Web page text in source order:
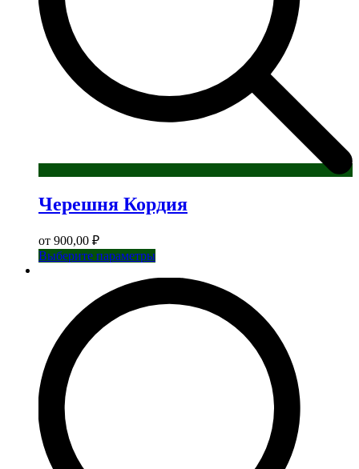
Черешня Кордия
от 900,00 ₽
Выберите параметрыЭтот
вариаций.